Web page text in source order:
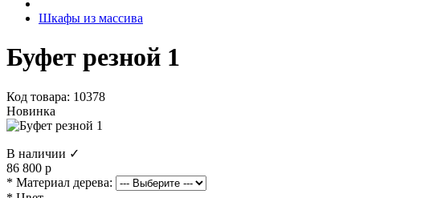
Шкафы из массива
Буфет резной 1
Код товара: 10378
Новинка
В наличии ✓
86 800 р
* Материал дерева: